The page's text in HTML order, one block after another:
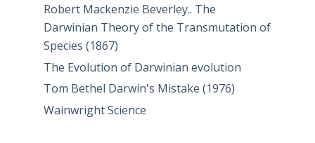
Robert Mackenzie Beverley.. The
Darwinian Theory of the Transmutation of
Species (1867)
The Evolution of Darwinian evolution
Tom Bethel Darwin's Mistake (1976)
Wainwright Science